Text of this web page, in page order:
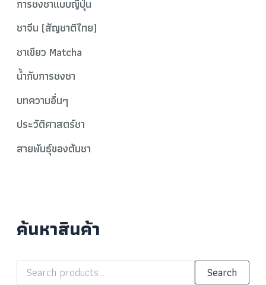
การชงชาแบบญี่ปุ่น
ชาจีน (สัญชาติไทย)
ชาเขียว Matcha
น้ำกับการชงชา
บทความอื่นๆ
ประวัติศาสตร์ชา
สายพันธุ์ของต้นชา
ค้นหาสินค้า
Search